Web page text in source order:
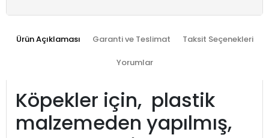
Ürün Açıklaması Garanti ve Teslimat Taksit Seçenekleri
Yorumlar
Köpekler için, plastik
malzemeden yapılmış,